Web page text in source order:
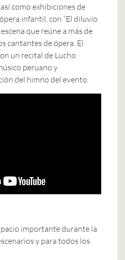
como exhibiciones de
infantil, con “El diluvio
que reúne a más de
cantantes de ópera. El
un recital de Lucho
peruano y
del himno del evento.
importante durante la
y para todos los